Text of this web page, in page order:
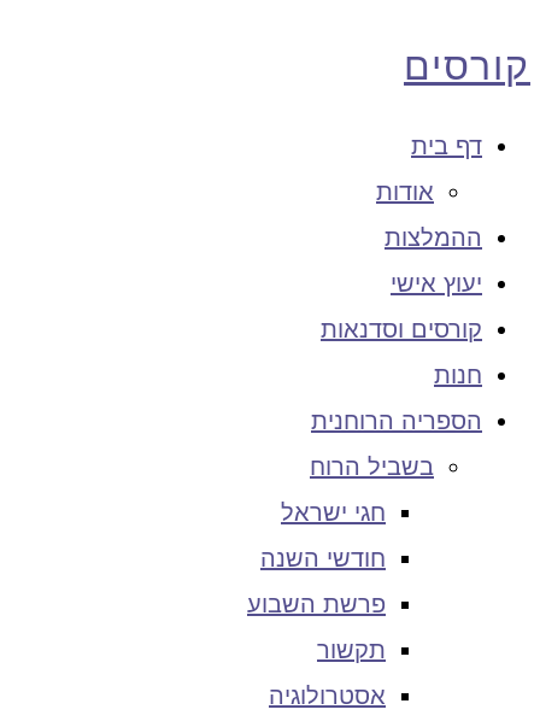
קורסים
דף בית
אודות
ההמלצות
יעוץ אישי
קורסים וסדנאות
חנות
הספריה הרוחנית
בשביל הרוח
חגי ישראל
חודשי השנה
פרשת השבוע
תקשור
אסטרולוגיה